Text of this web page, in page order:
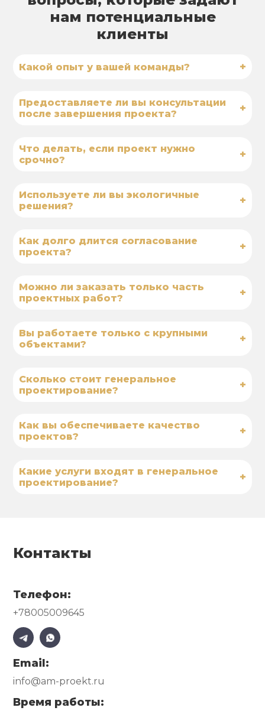
нам потенциальные
клиенты
Какой опыт у вашей команды? +
Предоставляете ли вы консультации
после завершения проекта?
+
Что делать, если проект нужно
срочно?
+
Используете ли вы экологичные
решения?
+
Как долго длится согласование
проекта?
+
Можно ли заказать только часть
проектных работ?
+
Вы работаете только с крупными
объектами?
+
Сколько стоит генеральное
проектирование?
+
Как вы обеспечиваете качество
проектов?
+
Какие услуги входят в генеральное
проектирование?
+
Контакты
Телефон:
+78005009645
Email:
info@am-proekt.ru
Время работы: